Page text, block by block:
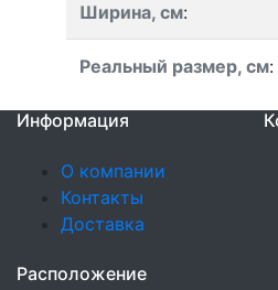
Ширина, см:
Реальный размер, см:
Информация
О компании
Контакты
Доставка
Расположение